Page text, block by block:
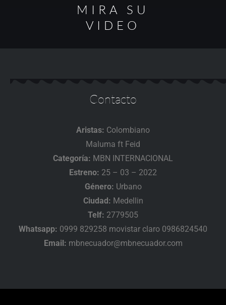
MIRA SU
VIDEO
Contacto
Aristas: Colombiano
Maluma ft Feid
Categoría: MBN INTERNACIONAL
Estreno: 25 – 03 – 2022
Género: Urbano
Ciudad: Medellin
Telf: 2779505
Whatsapp: 0999 829258 movistar claro 0986824540
Email: mbnecuador@mbnecuador.com